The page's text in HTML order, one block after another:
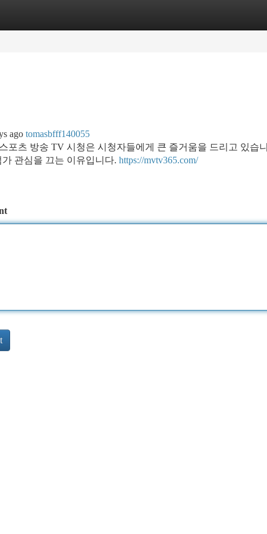
Site Listings
ago tomasbfff140055
포츠 방송 TV 시청은 시청자들에게 큰 즐거움을 드리고 있습
관심을 끄는 이유입니다. https://mvtv365.com/